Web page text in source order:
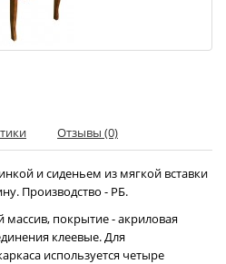
Отзывы (0)
и сиденьем из мягкой вставки
Производство - РБ.
массив, покрытие - акриловая
клеевые. Для
используется четыре